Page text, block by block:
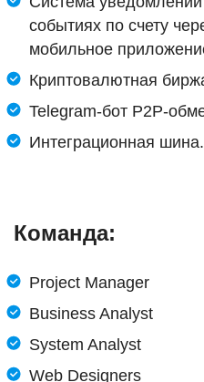
событиях по счету
мобильное
Криптовалютная
Telegram-бот Р2Р-
Интеграционная шина.
Команда:
Project Manager
Business Analyst
System Analyst
Web Designers